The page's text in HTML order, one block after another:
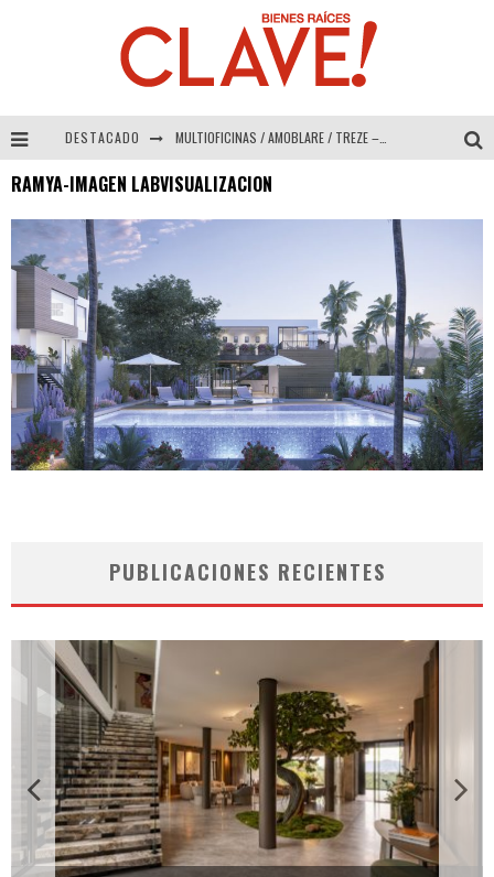
DESTACADO MULTIOFICINAS / AMOBLARE / TREZE – Especial Interiorismo & Decoración 2026
COLINEAL – Especial Interiorismo & Decoración 2026
RAMYA-IMAGEN LABVISUALIZACION
PUBLICACIONES RECIENTES